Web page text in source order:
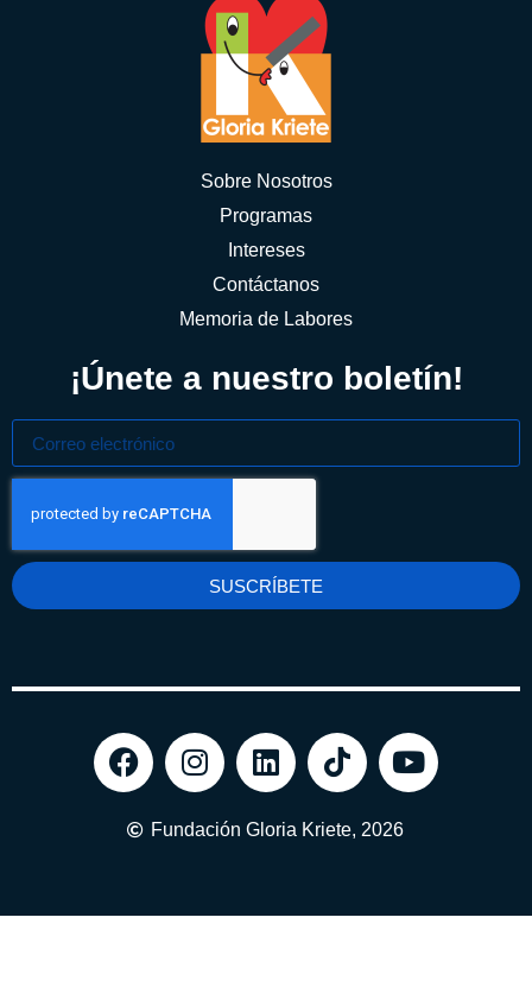
Sobre Nosotros
Programas
Intereses
Contáctanos
Memoria de Labores
¡Únete a nuestro boletín!
SUSCRÍBETE
Fundación Gloria Kriete, 2026